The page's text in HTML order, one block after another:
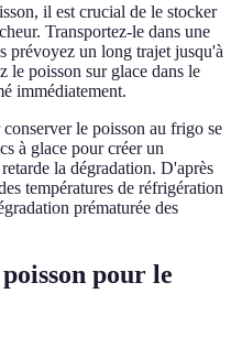
il est crucial de le stocker
Transportez-le dans une
prévoyez un long trajet jusqu'à
le poisson sur glace dans le
immédiatement.
le poisson au frigo se
à glace pour créer un
la dégradation. D'après
températures de réfrigération
prématurée des
pour le